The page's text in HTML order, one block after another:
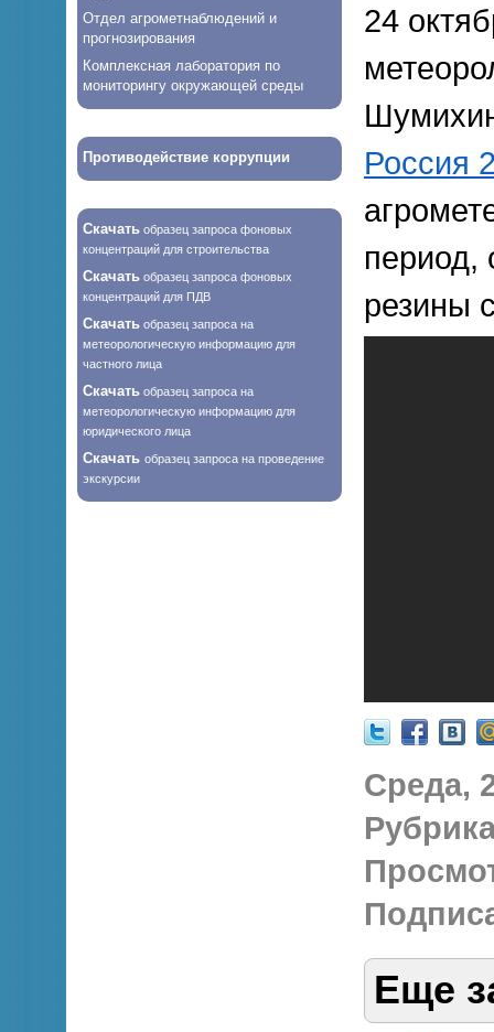
Отдел агрометнаблюдений и
прогнозирования
Комплексная лаборатория по
мониторингу окружающей среды
Противодействие коррупции
Скачать образец запроса фоновых
концентраций для строительства
Скачать образец запроса фоновых
концентраций для ПДВ
Скачать образец запроса на
метеорологическую информацию для
частного лица
Скачать образец запроса на
метеорологическую информацию для
юридического лица
Скачать образец запроса на проведение
экскурсии
24
Россия
период,
резины
Среда,
Еще